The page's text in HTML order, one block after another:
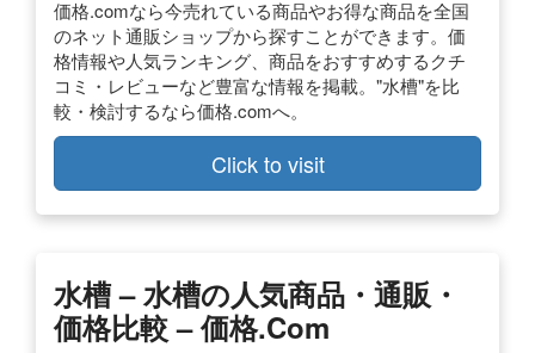
価格.comなら今売れている商品やお得な商品を全国
のネット通販ショップから探すことができます。価
格情報や人気ランキング、商品をおすすめするクチ
コミ・レビューなど豊富な情報を掲載。"水槽"を比
較・検討するなら価格.comへ。
Click to visit
水槽 – 水槽の人気商品・通販・
価格比較 – 価格.com